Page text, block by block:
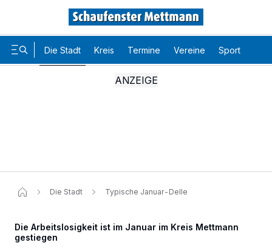
Die Stadt Kreis Termine Vereine Sport
Die Stadt Typische Januar-Delle
Die Arbeitslosigkeit ist im Januar im Kreis Mettmann
gestiegen